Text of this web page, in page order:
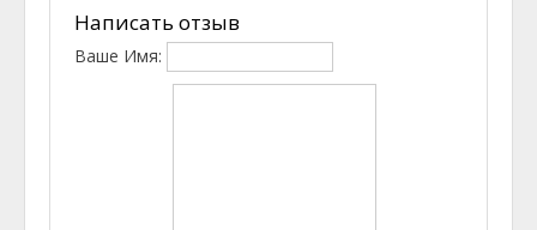
Написать отзыв
Ваше Имя: